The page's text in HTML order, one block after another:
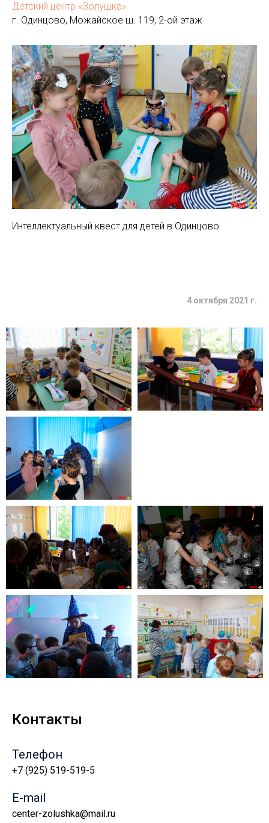
Детский центр «Золушка»
г. Одинцово, Можайское ш. 119, 2-ой этаж
Интеллектуальный квест для детей в Одинцово
4 октября 2021 г.
Контакты
Телефон
+7 (925) 519-519-5
E-mail
center-zolushka@mail.ru